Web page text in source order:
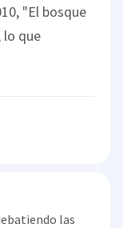
"El bosque
lo que
las